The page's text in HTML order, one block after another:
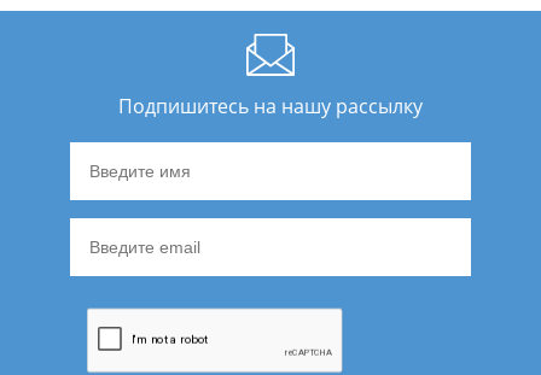
Подпишитесь на нашу рассылку